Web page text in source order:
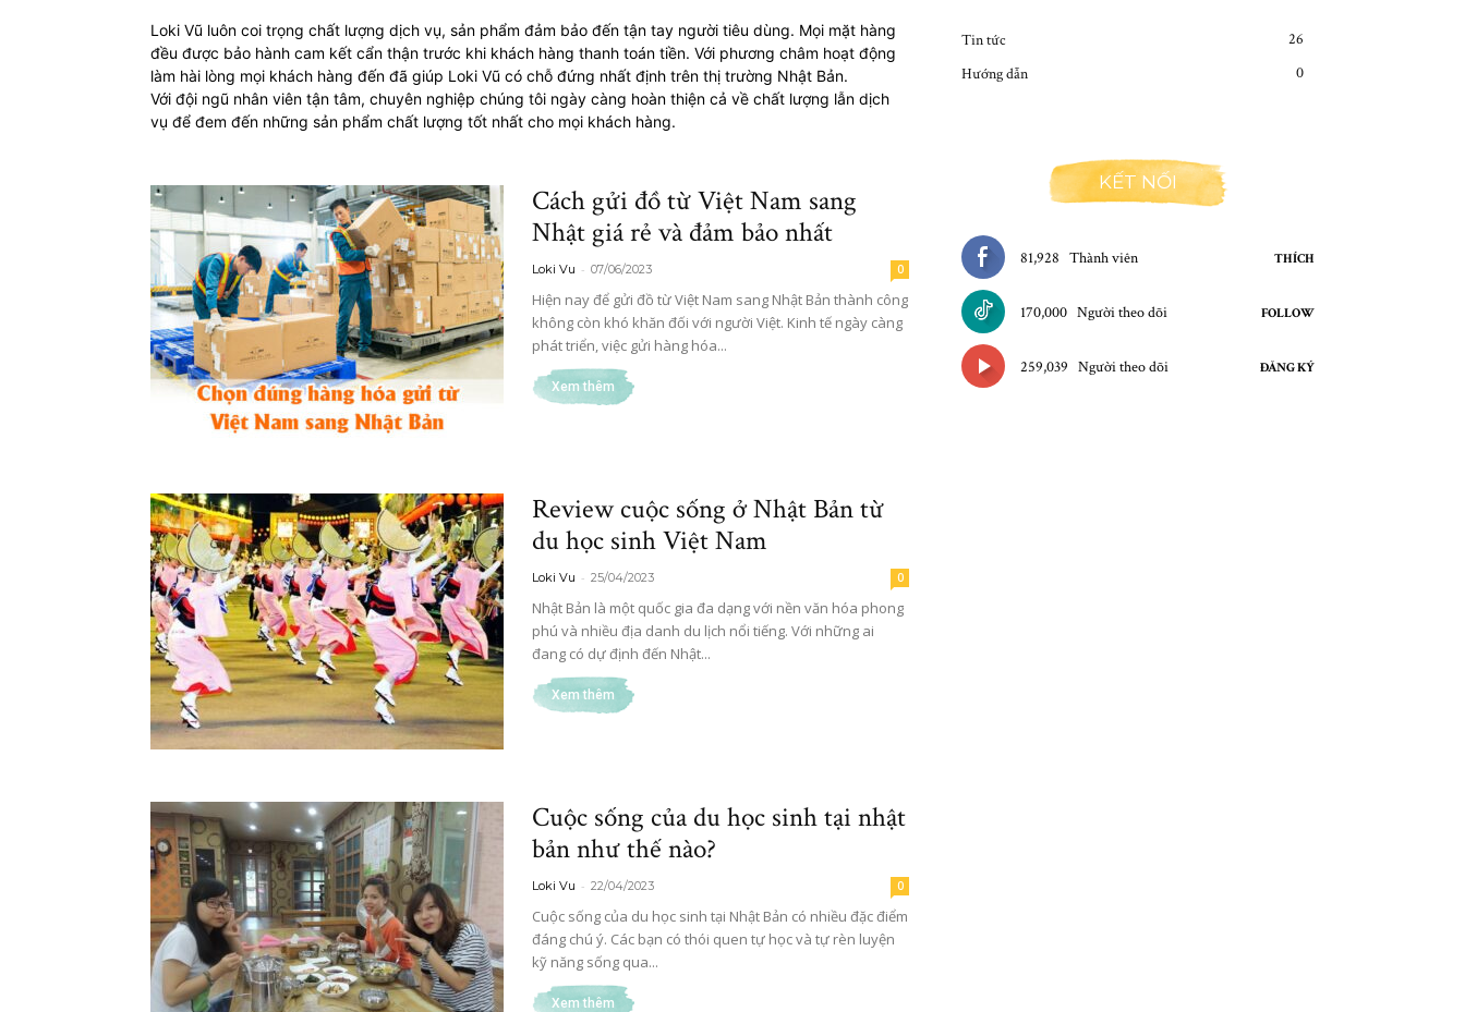
sống
người
ở
Bản
Loki Vũ luôn coi trọng chất lượng dịch vụ, sản phẩm đảm bảo đến tận tay người tiêu dùng. Mọi mặt hàng
đều được bảo hành cam kết cẩn thận trước khi khách hàng thanh toán tiền. Với phương châm hoạt động
làm hài lòng mọi khách hàng đến đã giúp Loki Vũ có chỗ đứng nhất định trên thị trường Nhật Bản.
Với đội ngũ nhân viên tận tâm, chuyên nghiệp chúng tôi ngày càng hoàn thiện cả về chất lượng lẫn dịch
vụ để đem đến những sản phẩm chất lượng tốt nhất cho mọi khách hàng.
Cách gửi đồ từ Việt Nam sang
Nhật giá rẻ và đảm bảo nhất
Loki Vu - 07/06/2023 0
Hiện nay để gửi đồ từ Việt Nam sang Nhật Bản thành công
không còn khó khăn đối với người Việt. Kinh tế ngày càng
phát triển, việc gửi hàng hóa...
Xem thêm
Review cuộc sống ở Nhật Bản từ
du học sinh Việt Nam
Loki Vu - 25/04/2023 0
Nhật Bản là một quốc gia đa dạng với nền văn hóa phong
phú và nhiều địa danh du lịch nổi tiếng. Với những ai
đang có dự định đến Nhật...
Xem thêm
Cuộc sống của du học sinh tại nhật
bản như thế nào?
Loki Vu - 22/04/2023 0
Cuộc sống của du học sinh tại Nhật Bản có nhiều đặc điểm
đáng chú ý. Các bạn có thói quen tự học và tự rèn luyện
kỹ năng sống qua...
Xem thêm
Tin tức
26
Hướng dẫn
0
KẾT NỐI
81,928 Thành viên THÍCH
170,000 Người theo dõi FOLLOW
259,039 Người theo dõi ĐĂNG KÝ